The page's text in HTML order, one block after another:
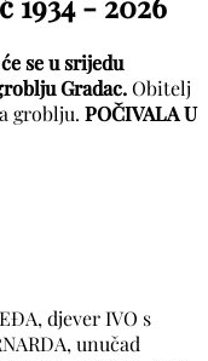
se u srijedu
Gradac.Obitelj
groblju. POČIVALA U
djever IVO s
unučad